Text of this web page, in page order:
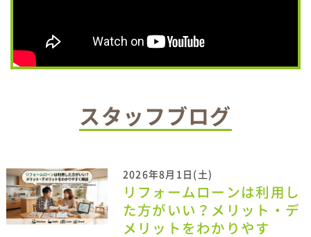
スタッフブログ
2026年8月1日(土)
リフォームローンは利用し
た方がいい？メリット・デ
メリットをわかりやす